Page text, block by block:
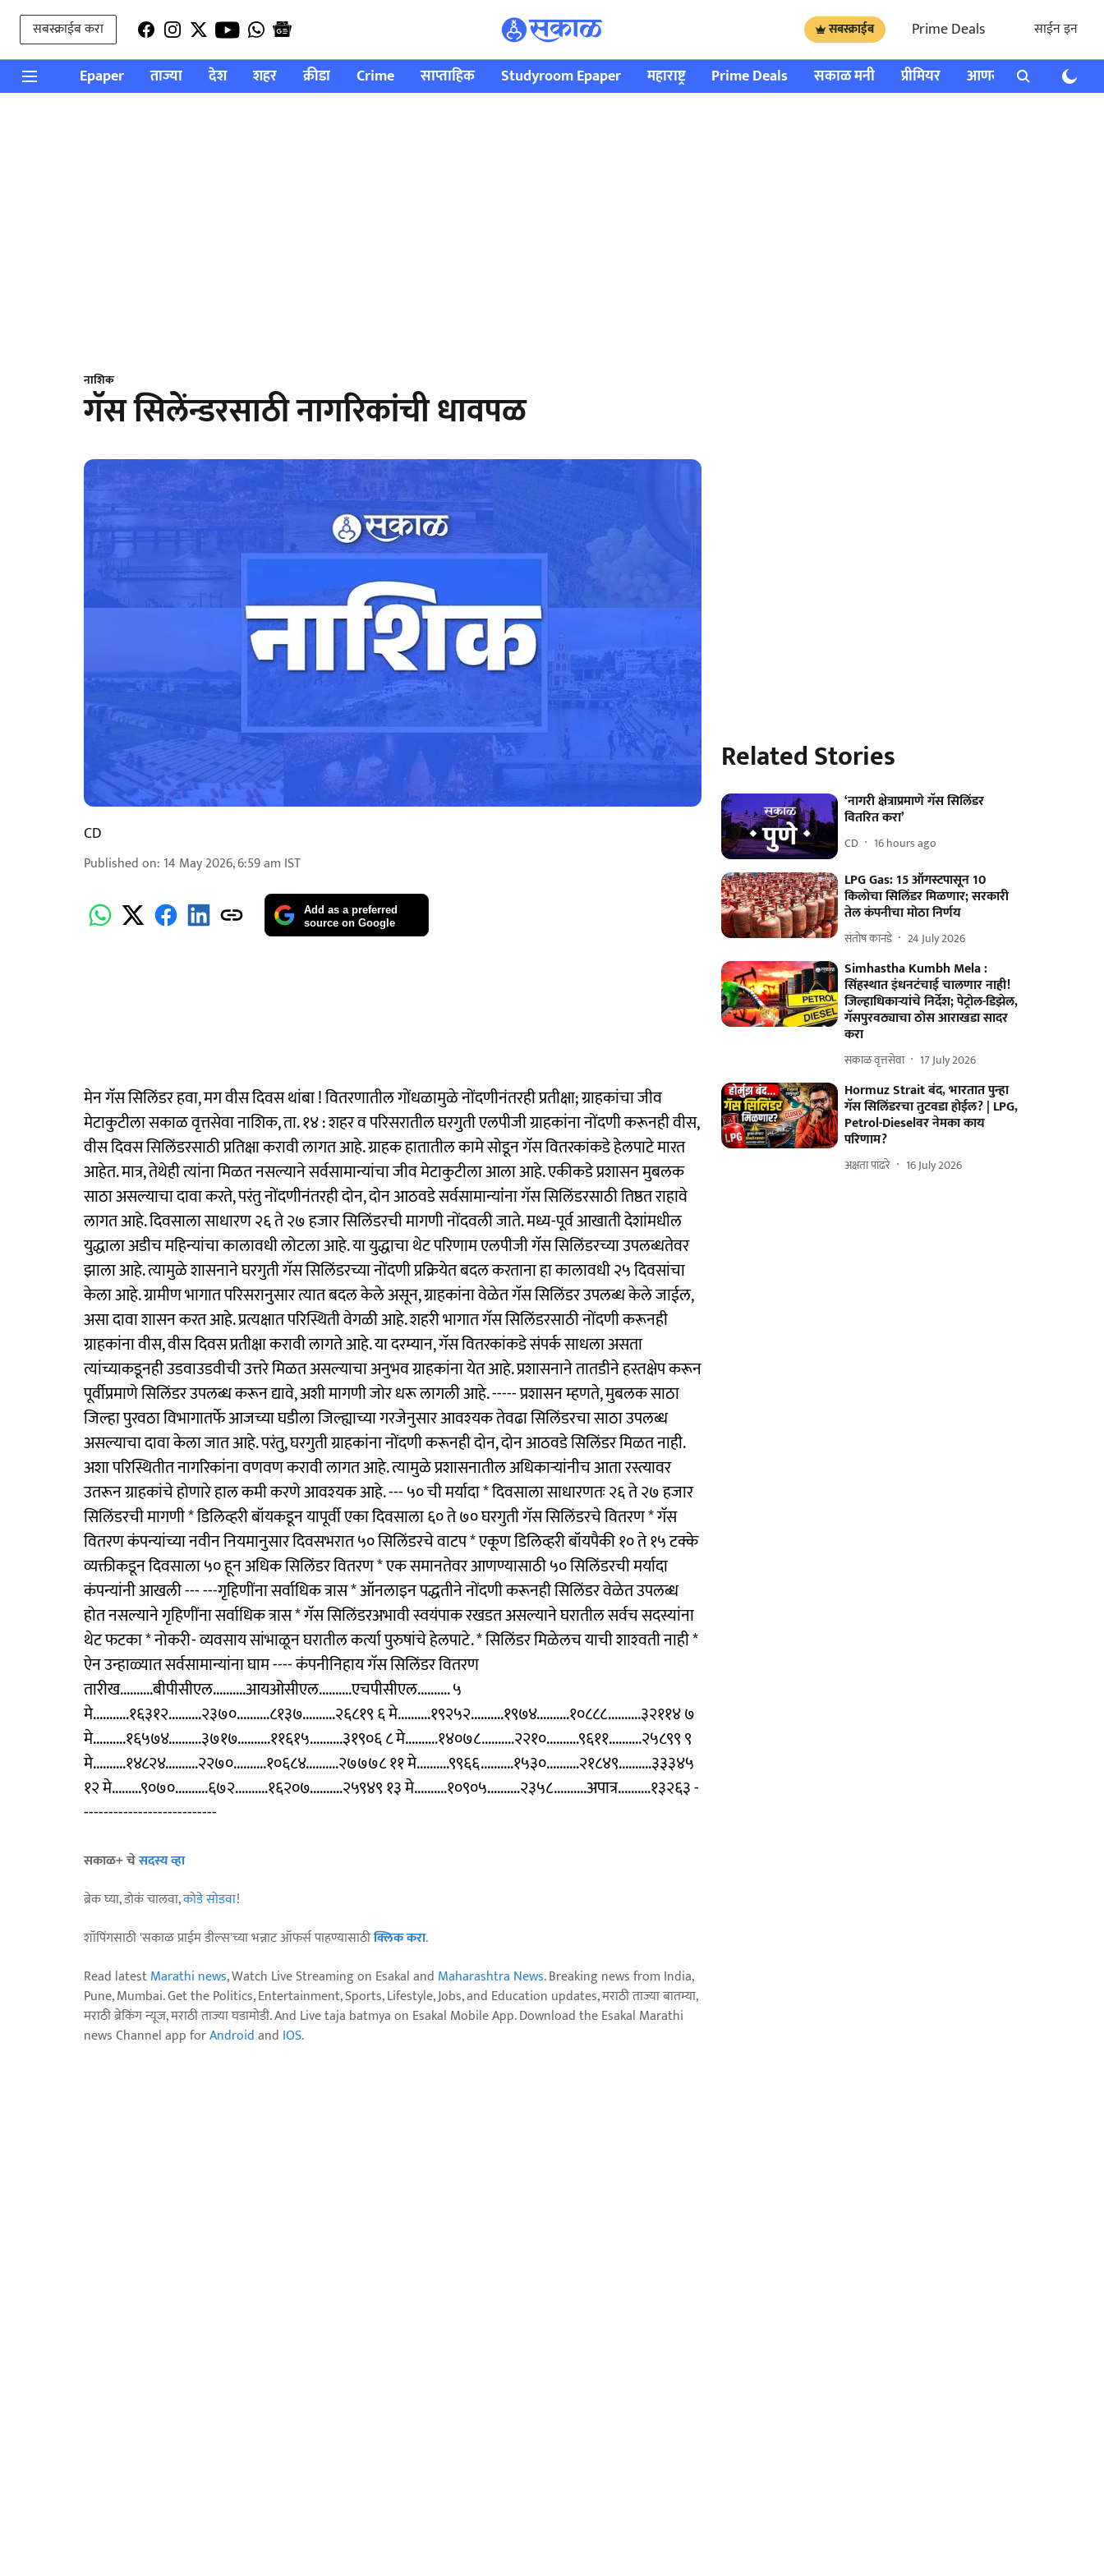
सबस्क्राईब करा सबस्क्राईब Prime Deals साईन इन
Epaper ताज्या देश शहर क्रीडा Crime साप्ताहिक Studyroom Epaper महाराष्ट्र Prime Deals सकाळ मनी प्रीमियर आणखी राशी भविष्य
नाशिक
गॅस सिलेंन्डरसाठी नागरिकांची धावपळ
CD
Published on: 14 May 2026, 6:59 am IST
Add as a preferred
source on Google
मेन गॅस सिलिंडर हवा, मग वीस दिवस थांबा ! वितरणातील गोंधळामुळे नोंदणीनंतरही प्रतीक्षा; ग्राहकांचा जीव
मेटाकुटीला सकाळ वृत्तसेवा नाशिक, ता. १४ : शहर व परिसरातील घरगुती एलपीजी ग्राहकांना नोंदणी करूनही वीस,
वीस दिवस सिलिंडरसाठी प्रतिक्षा करावी लागत आहे. ग्राहक हातातील कामे सोडून गॅस वितरकांकडे हेलपाटे मारत
आहेत. मात्र, तेथेही त्यांना मिळत नसल्याने सर्वसामान्यांचा जीव मेटाकुटीला आला आहे. एकीकडे प्रशासन मुबलक
साठा असल्याचा दावा करते, परंतु नोंदणीनंतरही दोन, दोन आठवडे सर्वसामान्यांंना गॅस सिलिंडरसाठी तिष्ठत राहावे
लागत आहे. दिवसाला साधारण २६ ते २७ हजार सिलिंडरची मागणी नोंदवली जाते. मध्य-पूर्व आखाती देशांमधील
युद्धाला अडीच महिन्यांचा कालावधी लोटला आहे. या युद्धाचा थेट परिणाम एलपीजी गॅस सिलिंडरच्या उपलब्धतेवर
झाला आहे. त्यामुळे शासनाने घरगुती गॅस सिलिंडरच्या नोंदणी प्रक्रियेत बदल करताना हा कालावधी २५ दिवसांचा
केला आहे. ग्रामीण भागात परिसरानुसार त्यात बदल केले असून, ग्राहकांना वेळेत गॅस सिलिंडर उपलब्ध केले जाईल,
असा दावा शासन करत आहे. प्रत्यक्षात परिस्थिती वेगळी आहे. शहरी भागात गॅस सिलिंडरसाठी नोंदणी करूनही
ग्राहकांना वीस, वीस दिवस प्रतीक्षा करावी लागते आहे. या दरम्यान, गॅस वितरकांकडे संपर्क साधला असता
त्यांच्याकडूनही उडवाउडवीची उत्तरे मिळत असल्याचा अनुभव ग्राहकांना येत आहे. प्रशासनाने तातडीने हस्तक्षेप करून
पूर्वीप्रमाणे सिलिंडर उपलब्ध करून द्यावे, अशी मागणी जोर धरू लागली आहे. ----- प्रशासन म्हणते, मुबलक साठा
जिल्हा पुरवठा विभागातर्फे आजच्या घडीला जिल्ह्याच्या गरजेनुसार आवश्‍यक तेवढा सिलिंडरचा साठा उपलब्ध
असल्याचा दावा केला जात आहे. परंतु, घरगुती ग्राहकांना नोंदणी करूनही दोन, दोन आठवडे सिलिंडर मिळत नाही.
अशा परिस्थितीत नागरिकांना वणवण करावी लागत आहे. त्यामुळे प्रशासनातील अधिकाऱ्यांनीच आता रस्त्यावर
उतरून ग्राहकांचे होणारे हाल कमी करणे आवश्‍यक आहे. --- ५० ची मर्यादा * दिवसाला साधारणतः २६ ते २७ हजार
सिलिंडरची मागणी * डिलिव्हरी बॉयकडून यापूर्वी एका दिवसाला ६० ते ७० घरगुती गॅस सिलिंडरचे वितरण * गॅस
वितरण कंपन्यांच्या नवीन नियमानुसार दिवसभरात ५० सिलिंडरचे वाटप * एकूण डिलिव्हरी बॉयपैकी १० ते १५ टक्के
व्यक्तीकडून दिवसाला ५० हून अधिक सिलिंडर वितरण * एक समानतेवर आणण्यासाठी ५० सिलिंडरची मर्यादा
कंपन्यांनी आखली --- ---गृहिणींना सर्वाधिक त्रास * ऑनलाइन पद्धतीने नोंदणी करूनही सिलिंडर वेळेत उपलब्ध
होत नसल्याने गृहिणींना सर्वाधिक त्रास * गॅस सिलिंडरअभावी स्वयंपाक रखडत असल्याने घरातील सर्वच सदस्यांना
थेट फटका * नोकरी- व्यवसाय सांभाळून घरातील कर्त्या पुरुषांचे हेलपाटे. * सिलिंडर मिळेलच याची शाश्‍वती नाही *
ऐन उन्हाळ्यात सर्वसामान्यांना घाम ---- कंपनीनिहाय गॅस सिलिंडर वितरण
तारीख..........बीपीसीएल..........आयओसीएल..........एचपीसीएल.......... ५
मे...........१६३१२..........२३७०..........८१३७..........२६८१९ ६ मे..........१९२५२..........१९७४..........१०८८८..........३२११४ ७
मे..........१६५७४..........३७१७..........११६१५..........३१९०६ ८ मे..........१४०७८..........२२१०..........९६११..........२५८९९ ९
मे..........१४८२४..........२२७०..........१०६८४..........२७७७८ ११ मे..........९९६६..........१५३०..........२१८४९..........३३३४५
१२ मे.........९०७०..........६७२..........१६२०७..........२५९४९ १३ मे..........१०९०५..........२३५८..........अपात्र..........१३२६३ -
---------------------------
सकाळ+ चेसदस्य व्हा
ब्रेक घ्या, डोकं चालवा,कोडे सोडवा!
शॉपिंगसाठी 'सकाळ प्राईम डील्स'च्या भन्नाट ऑफर्स पाहण्यासाठीक्लिक करा.
Read latestMarathi news, Watch Live Streaming on Esakal and Maharashtra News. Breaking news from India,
Pune, Mumbai. Get the Politics, Entertainment, Sports, Lifestyle, Jobs, and Education updates, मराठी ताज्या बातम्या,
मराठी ब्रेकिंग न्यूज, मराठी ताज्या घडामोडी. And Live taja batmya on Esakal Mobile App. Download the Esakal Marathi
news Channel app forAndroidand IOS.
Related Stories
‘नागरी क्षेत्राप्रमाणे गॅस सिलिंडर
वितरित करा’
CD 16 hours ago
LPG Gas: 15 ऑगस्टपासून 10
किलोचा सिलिंडर मिळणार; सरकारी
तेल कंपनीचा मोठा निर्णय
संतोष कानडे 24 July 2026
Simhastha Kumbh Mela :
सिंहस्थात इंधनटंचाई चालणार नाही!
जिल्हाधिकाऱ्यांचे निर्देश; पेट्रोल-डिझेल,
गॅसपुरवठ्याचा ठोस आराखडा सादर
करा
सकाळ वृत्तसेवा 17 July 2026
Hormuz Strait बंद, भारतात पुन्हा
गॅस सिलिंडरचा तुटवडा होईल? | LPG,
Petrol-Dieselवर नेमका काय
परिणाम?
अक्षता पांढरे 16 July 2026